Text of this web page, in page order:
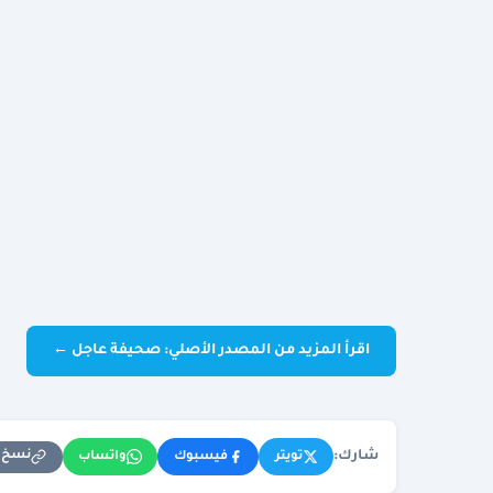
اقرأ المزيد من المصدر الأصلي: صحيفة عاجل ←
شارك: تويتر فيسبوك واتساب نسخ